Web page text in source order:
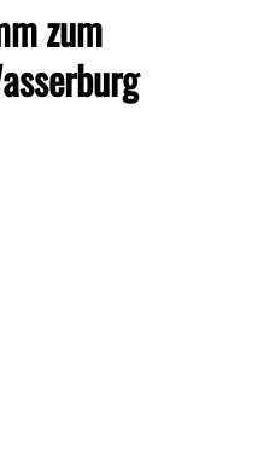
zum